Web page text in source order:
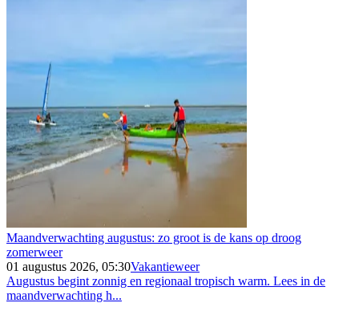
Maandverwachting augustus: zo groot is de kans op droog
zomerweer
01 augustus 2026, 05:30Vakantieweer
Augustus begint zonnig en regionaal tropisch warm. Lees in de
maandverwachting h...